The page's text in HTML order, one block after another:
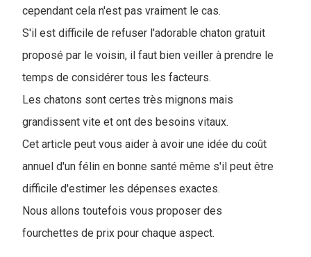
cependant cela n'est pas vraiment le cas.
S'il est difficile de refuser l'adorable chaton gratuit
proposé par le voisin, il faut bien veiller à prendre le
temps de considérer tous les facteurs.
Les chatons sont certes très mignons mais
grandissent vite et ont des besoins vitaux.
Cet article peut vous aider à avoir une idée du coût
annuel d'un félin en bonne santé même s'il peut être
difficile d'estimer les dépenses exactes.
Nous allons toutefois vous proposer des
fourchettes de prix pour chaque aspect.